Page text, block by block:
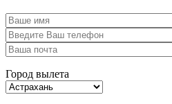
Город вылета